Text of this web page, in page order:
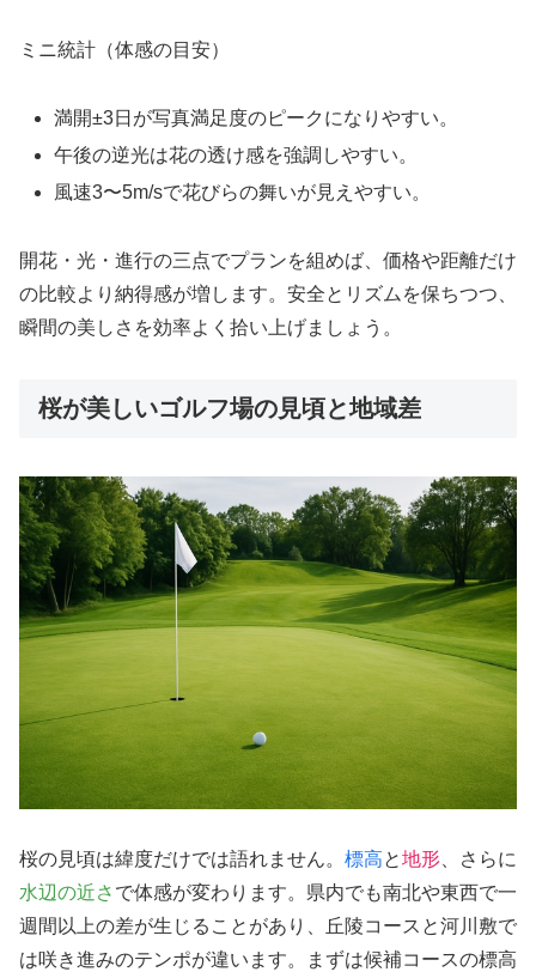
ミニ統計（体感の目安）
満開±3日が写真満足度のピークになりやすい。
午後の逆光は花の透け感を強調しやすい。
風速3〜5m/sで花びらの舞いが見えやすい。
開花・光・進行の三点でプランを組めば、価格や距離だけ
の比較より納得感が増します。安全とリズムを保ちつつ、
瞬間の美しさを効率よく拾い上げましょう。
桜が美しいゴルフ場の見頃と地域差
桜の見頃は緯度だけでは語れません。 標高と地形 、さらに
水辺の近さ で体感が変わります。県内でも南北や東西で一
週間以上の差が生じることがあり、丘陵コースと河川敷で
は咲き進みのテンポが違います。まずは候補コースの標高